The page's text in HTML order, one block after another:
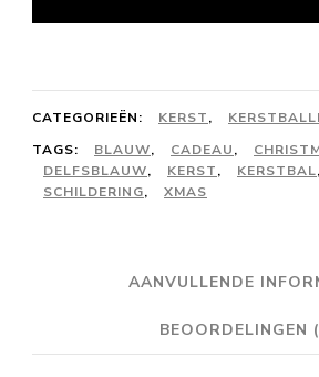
delfsblauw
-
#06
CATEGORIEËN: KERST,
TAGS:
BLAUW, CADEAU,
DELFSBLAUW, KERST, KERSTBAL,
SCHILDERING, XMAS
AANVULLENDE
BEOORDELINGEN